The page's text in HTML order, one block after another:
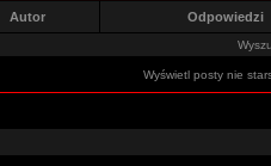
Autor Odpowiedzi
Wyświetl posty nie